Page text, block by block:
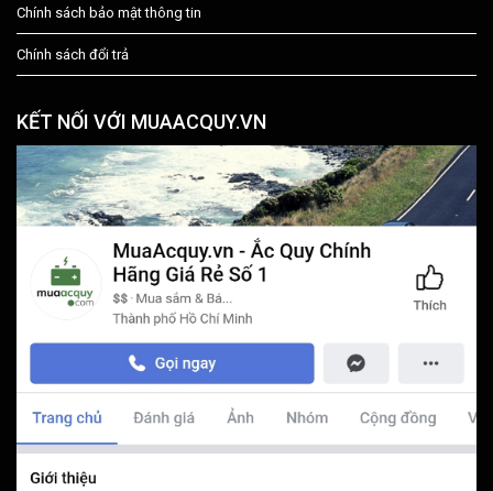
Chính sách bảo mật thông tin
Chính sách đổi trả
KẾT NỐI VỚI MUAACQUY.VN